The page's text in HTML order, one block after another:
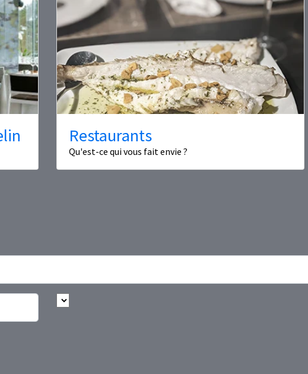
Restaurants
Qu'est-ce qui vous fait envie ?